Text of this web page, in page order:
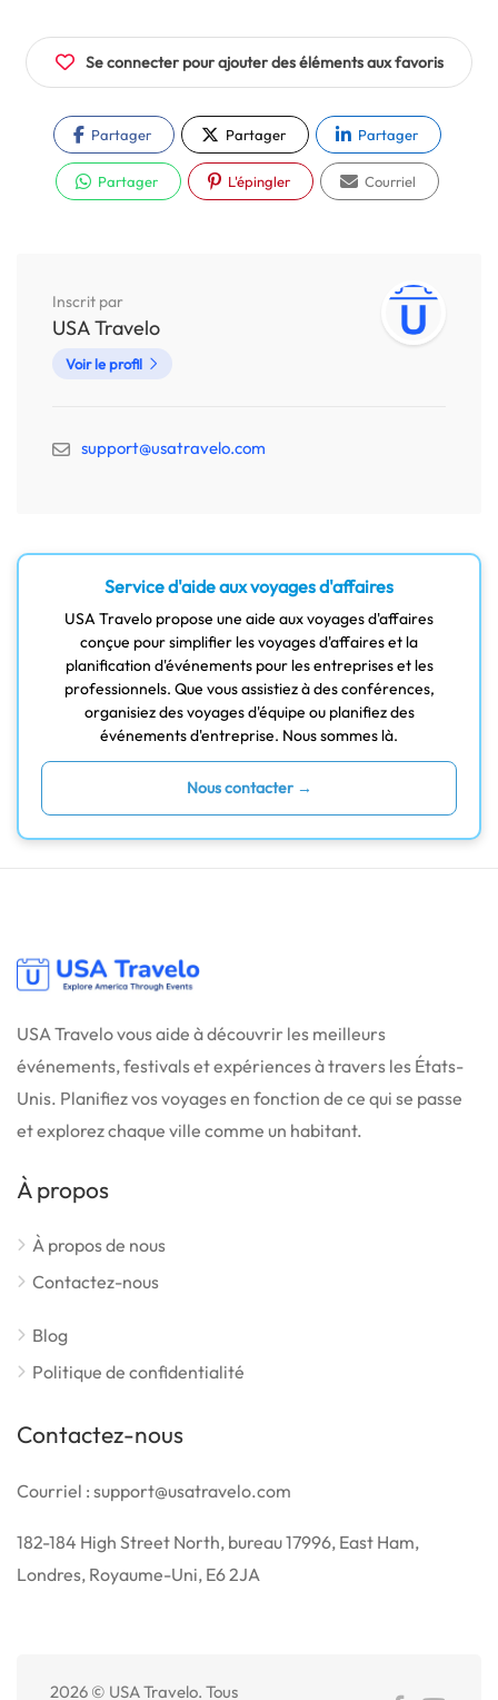
Se connecter pour ajouter des éléments aux favoris
Partager Partager Partager
Partager L'épingler Courriel
Inscrit par
USA Travelo
Voir le profil
support@usatravelo.com
Service d'aide aux voyages d'affaires
USA Travelo propose une aide aux voyages d'affaires
conçue pour simplifier les voyages d'affaires et la
planification d'événements pour les entreprises et les
professionnels. Que vous assistiez à des conférences,
organisiez des voyages d'équipe ou planifiez des
événements d'entreprise. Nous sommes là.
Nous contacter →
USA Travelo vous aide à découvrir les meilleurs
événements, festivals et expériences à travers les États-
Unis. Planifiez vos voyages en fonction de ce qui se passe
et explorez chaque ville comme un habitant.
À propos
À propos de nous
Contactez-nous
Blog
Politique de confidentialité
Contactez-nous
Courriel : support@usatravelo.com
182-184 High Street North, bureau 17996, East Ham,
Londres, Royaume-Uni, E6 2JA
2026 © USA Travelo. Tous